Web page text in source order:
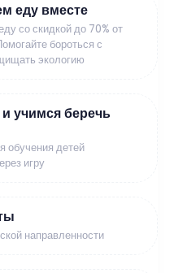
еду вместе
со скидкой до 70% от
бороться с
экологию
учимся беречь
обучения детей
игру
направленности